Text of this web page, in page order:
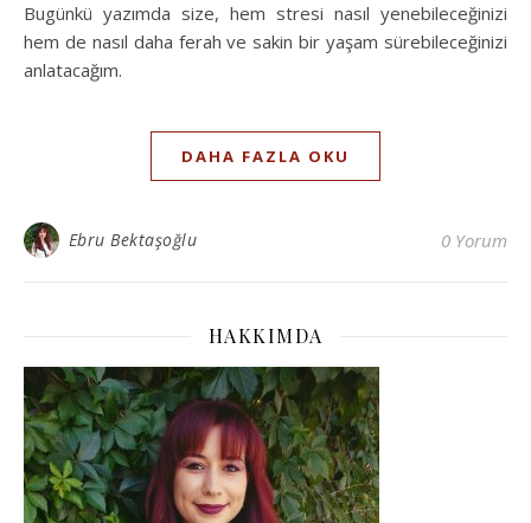
Bugünkü yazımda size, hem stresi nasıl yenebileceğinizi
hem de nasıl daha ferah ve sakin bir yaşam sürebileceğinizi
anlatacağım.
DAHA FAZLA OKU
Ebru Bektaşoğlu 0 Yorum
HAKKIMDA